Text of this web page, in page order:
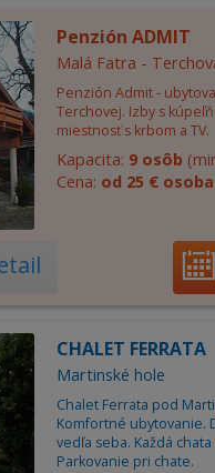
Penzión ADMIT
Malá Fatra -
Penzión Admit -
Terchovej. Izby s
miestnosť s krbom a TV.
Kapacita: 9 osôb
Cena: od 25 €
CHALET FERRATA
Martinské hole
Chalet Ferrata pod
Komfortné ubytovanie.
vedľa seba. Každá
Parkovanie pri chate.